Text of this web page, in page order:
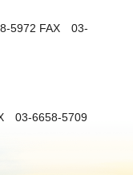
5972 FAX 03-
03-6658-5709